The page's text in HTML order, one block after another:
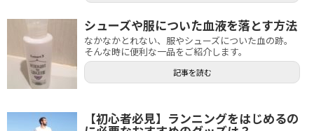
シューズや服についた血液を落とす方法
なかなかとれない、服やシューズについた血の跡。
そんな時に便利な一品をご紹介します。
記事を読む
【初心者必見】ランニングをはじめるの